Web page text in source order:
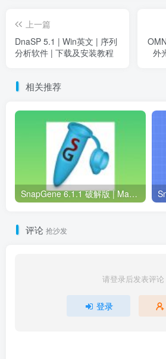
上一篇
DnaSP 5.1 | Win英文 | 序列
分析软件 | 下载及安装教程
外
相关推荐
SnapGene 6.1.1 破解版 | Mac中文版 | 分子生物学软件 | 安装教程 | 一键安装版
评论 抢沙发
请登录后发表评论
登录